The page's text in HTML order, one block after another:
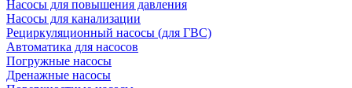
Насосы для повышения давления
Насосы для канализации
Рециркуляционный насосы (для ГВС)
Автоматика для насосов
Погружные насосы
Дренажные насосы